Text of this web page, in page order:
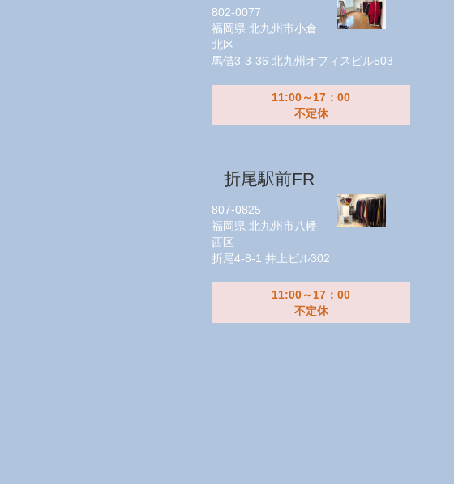
802-0077
福岡県 北九州市小倉
北区
馬借3-3-36 北九州オフィスビル503
11:00～17：00
不定休
折尾駅前FR
807-0825
福岡県 北九州市八幡
西区
折尾4-8-1 井上ビル302
11:00～17：00
不定休